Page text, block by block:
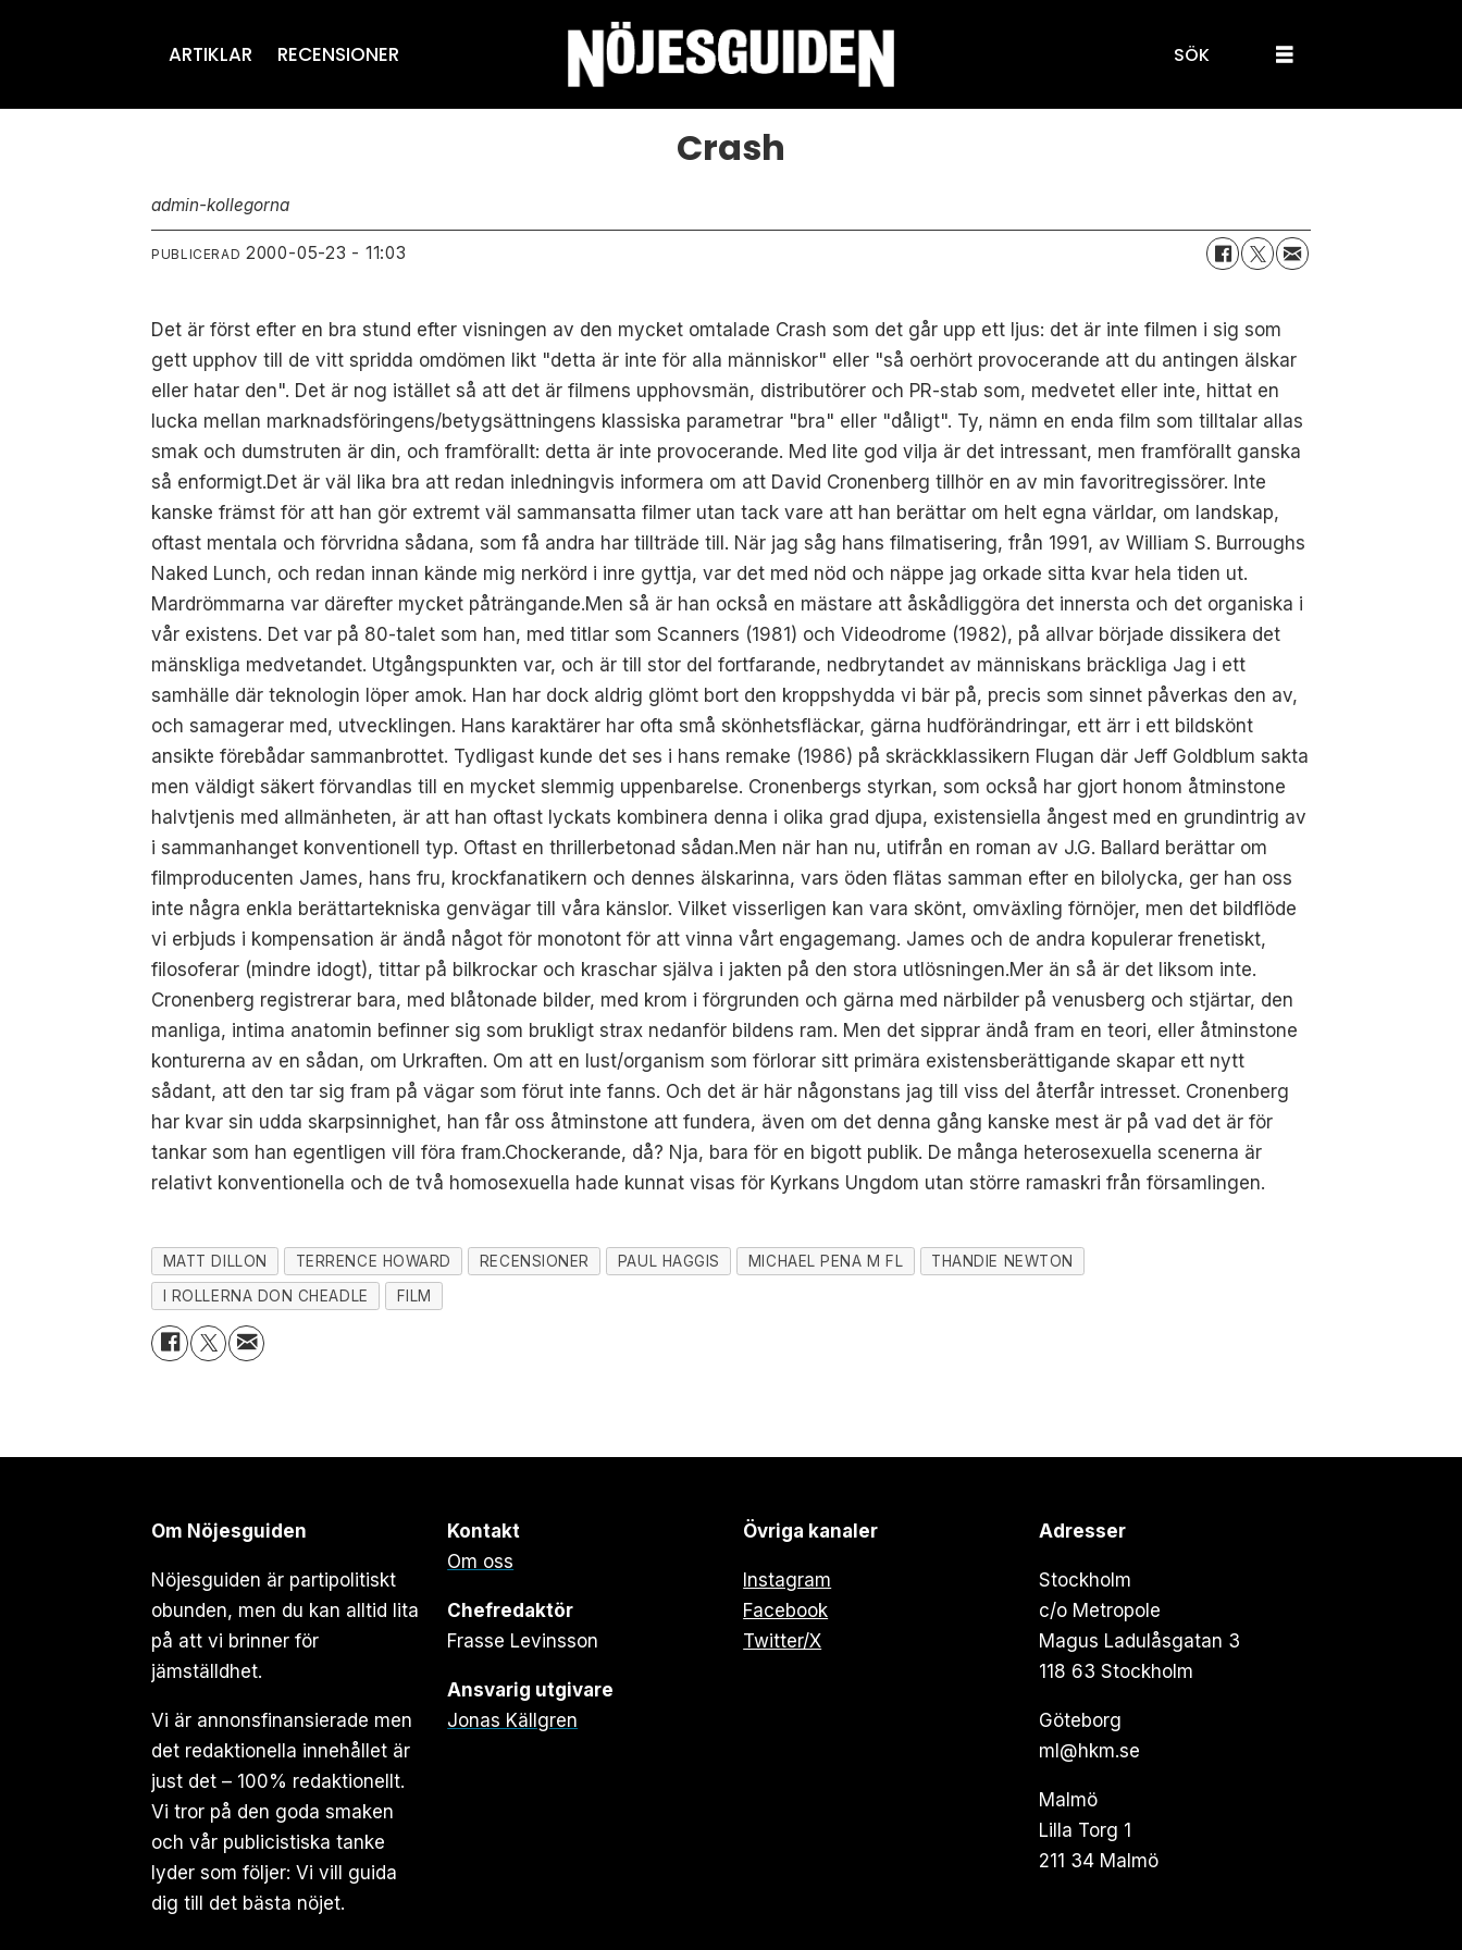
ARTIKLAR RECENSIONER SÖK
Crash
admin-kollegorna
PUBLICERAD 2000-05-23 - 11:03
Det är först efter en bra stund efter visningen av den mycket omtalade Crash som det går upp ett ljus: det är inte filmen i sig som
gett upphov till de vitt spridda omdömen likt "detta är inte för alla människor" eller "så oerhört provocerande att du antingen älskar
eller hatar den". Det är nog istället så att det är filmens upphovsmän, distributörer och PR-stab som, medvetet eller inte, hittat en
lucka mellan marknadsföringens/betygsättningens klassiska parametrar "bra" eller "dåligt". Ty, nämn en enda film som tilltalar allas
smak och dumstruten är din, och framförallt: detta är inte provocerande. Med lite god vilja är det intressant, men framförallt ganska
så enformigt.Det är väl lika bra att redan inledningvis informera om att David Cronenberg tillhör en av min favoritregissörer. Inte
kanske främst för att han gör extremt väl sammansatta filmer utan tack vare att han berättar om helt egna världar, om landskap,
oftast mentala och förvridna sådana, som få andra har tillträde till. När jag såg hans filmatisering, från 1991, av William S. Burroughs
Naked Lunch, och redan innan kände mig nerkörd i inre gyttja, var det med nöd och näppe jag orkade sitta kvar hela tiden ut.
Mardrömmarna var därefter mycket påträngande.Men så är han också en mästare att åskådliggöra det innersta och det organiska i
vår existens. Det var på 80-talet som han, med titlar som Scanners (1981) och Videodrome (1982), på allvar började dissikera det
mänskliga medvetandet. Utgångspunkten var, och är till stor del fortfarande, nedbrytandet av människans bräckliga Jag i ett
samhälle där teknologin löper amok. Han har dock aldrig glömt bort den kroppshydda vi bär på, precis som sinnet påverkas den av,
och samagerar med, utvecklingen. Hans karaktärer har ofta små skönhetsfläckar, gärna hudförändringar, ett ärr i ett bildskönt
ansikte förebådar sammanbrottet. Tydligast kunde det ses i hans remake (1986) på skräckklassikern Flugan där Jeff Goldblum sakta
men väldigt säkert förvandlas till en mycket slemmig uppenbarelse. Cronenbergs styrkan, som också har gjort honom åtminstone
halvtjenis med allmänheten, är att han oftast lyckats kombinera denna i olika grad djupa, existensiella ångest med en grundintrig av
i sammanhanget konventionell typ. Oftast en thrillerbetonad sådan.Men när han nu, utifrån en roman av J.G. Ballard berättar om
filmproducenten James, hans fru, krockfanatikern och dennes älskarinna, vars öden flätas samman efter en bilolycka, ger han oss
inte några enkla berättartekniska genvägar till våra känslor. Vilket visserligen kan vara skönt, omväxling förnöjer, men det bildflöde
vi erbjuds i kompensation är ändå något för monotont för att vinna vårt engagemang. James och de andra kopulerar frenetiskt,
filosoferar (mindre idogt), tittar på bilkrockar och kraschar själva i jakten på den stora utlösningen.Mer än så är det liksom inte.
Cronenberg registrerar bara, med blåtonade bilder, med krom i förgrunden och gärna med närbilder på venusberg och stjärtar, den
manliga, intima anatomin befinner sig som brukligt strax nedanför bildens ram. Men det sipprar ändå fram en teori, eller åtminstone
konturerna av en sådan, om Urkraften. Om att en lust/organism som förlorar sitt primära existensberättigande skapar ett nytt
sådant, att den tar sig fram på vägar som förut inte fanns. Och det är här någonstans jag till viss del återfår intresset. Cronenberg
har kvar sin udda skarpsinnighet, han får oss åtminstone att fundera, även om det denna gång kanske mest är på vad det är för
tankar som han egentligen vill föra fram.Chockerande, då? Nja, bara för en bigott publik. De många heterosexuella scenerna är
relativt konventionella och de två homosexuella hade kunnat visas för Kyrkans Ungdom utan större ramaskri från församlingen.
MATT DILLON TERRENCE HOWARD RECENSIONER PAUL HAGGIS MICHAEL PENA M FL
THANDIE NEWTON
I ROLLERNA DON CHEADLE
FILM
Om Nöjesguiden
Nöjesguiden är partipolitiskt
obunden, men du kan alltid lita
på att vi brinner för
jämställdhet.
Vi är annonsfinansierade men
det redaktionella innehållet är
just det – 100% redaktionellt.
Vi tror på den goda smaken
och vår publicistiska tanke
lyder som följer: Vi vill guida
dig till det bästa nöjet.
Kontakt
Om oss
Chefredaktör
Frasse Levinsson
Ansvarig utgivare
Jonas Källgren
Övriga kanaler
Instagram
Facebook
Twitter/X
Adresser
Stockholm
c/o Metropole
Magus Ladulåsgatan 3
118 63 Stockholm
Göteborg
ml@hkm.se
Malmö
Lilla Torg 1
211 34 Malmö